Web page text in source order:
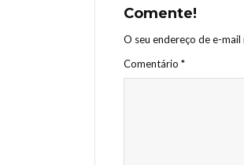
Comente!
O seu endereço de e-
Comentário *